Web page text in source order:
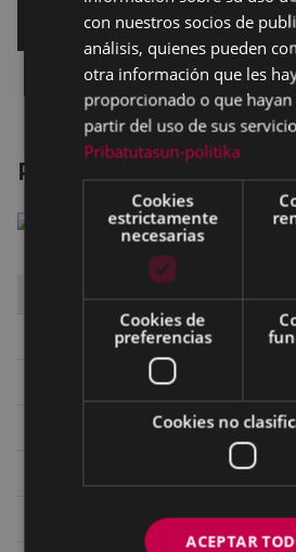
Poliamor para
Sábado 22 16:00 SALA
19:00
16:00 SALA 1
19:00
con nuestros socios de
análisis, quienes pueden
otra información que les
proporcionado o que
partir del uso de sus
Pribatutasun-politika
Cookies
estrictamente
necesarias
Cookies de
preferencias
Cookies no
ACEPTAR